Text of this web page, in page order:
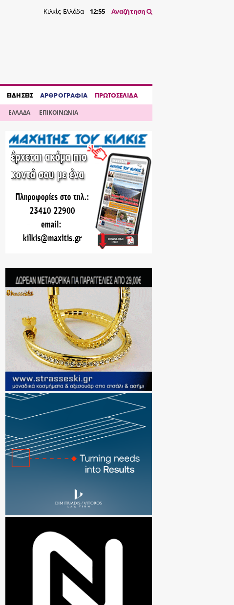
Κιλκίς, Ελλάδα 12:55 Αναζήτηση
ΕΙΔΗΣΕΙΣ ΑΡΘΡΟΓΡΑΦΙΑ ΠΡΩΤΟΣΕΛΙΔΑ
ΕΛΛΑΔΑ ΕΠΙΚΟΙΝΩΝΙΑ